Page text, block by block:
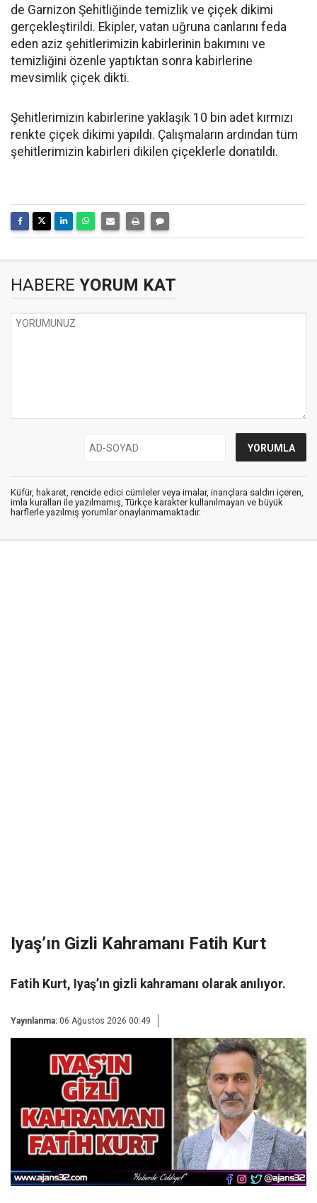
de Garnizon Şehitliğinde temizlik ve çiçek dikimi
gerçekleştirildi. Ekipler, vatan uğruna canlarını feda
eden aziz şehitlerimizin kabirlerinin bakımını ve
temizliğini özenle yaptıktan sonra kabirlerine
mevsimlik çiçek dikti.
Şehitlerimizin kabirlerine yaklaşık 10 bin adet kırmızı
renkte çiçek dikimi yapıldı. Çalışmaların ardından tüm
şehitlerimizin kabirleri dikilen çiçeklerle donatıldı.
HABERE YORUM KAT
Küfür, hakaret, rencide edici cümleler veya imalar, inançlara saldırı içeren,
imla kuralları ile yazılmamış, Türkçe karakter kullanılmayan ve büyük
harflerle yazılmış yorumlar onaylanmamaktadır.
Iyaş’ın Gizli Kahramanı Fatih Kurt
Fatih Kurt, Iyaş’ın gizli kahramanı olarak anılıyor.
Yayınlanma: 06 Ağustos 2026 00:49